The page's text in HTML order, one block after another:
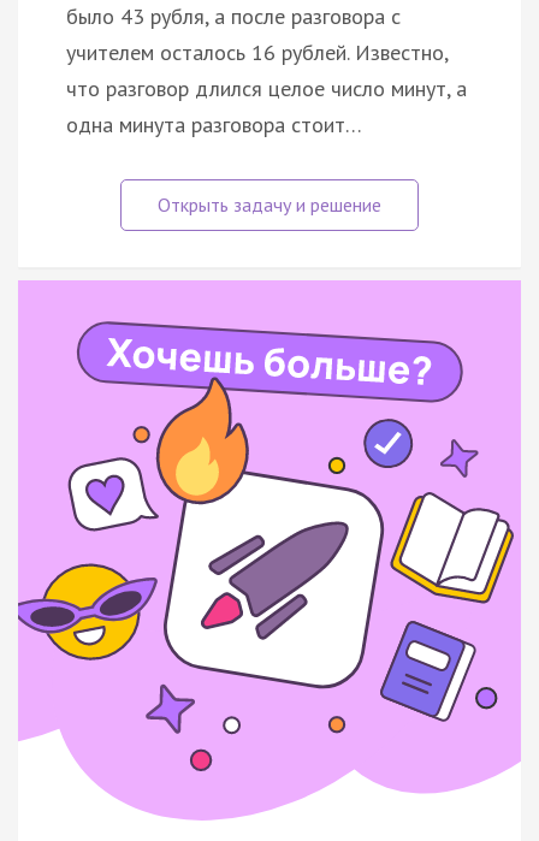
было 43 рубля, а после разговора с
учителем осталось 16 рублей. Известно,
что разговор длился целое число минут, а
одна минута разговора стоит…